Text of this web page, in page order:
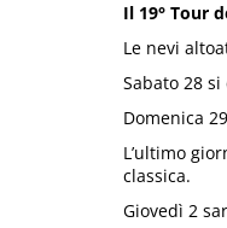
Il 19° Tour
Le nevi
Sabato 28
Domenica
L’ultimo
classica.
Giovedì 2